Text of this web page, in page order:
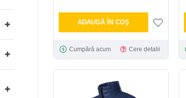
ADAUGĂ ÎN COŞ
Cumpără acum Cere detalii